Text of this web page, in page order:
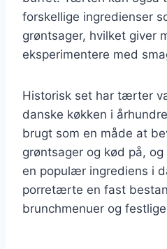
forskellige ingredienser
grøntsager, hvilket giver
eksperimentere med
Historisk set har tærter
danske køkken i
brugt som en måde at
grøntsager og kød på,
en populær ingrediens i
porretærte en fast
brunchmenuer og